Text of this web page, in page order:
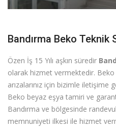
Bandırma Beko Teknik
Özen İş 15 Yılı aşkın süredir
olarak hizmet vermektedir.
arızalarınız için bizimle iletişime
Beko beyaz eşya tamiri ve
Bandırma ve bölgesinde
memnuniyeti ilkesi ile hizmet